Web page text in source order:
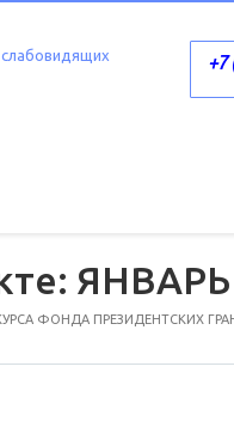
+7
ЯНВАРЬ
ФОНДА ПРЕЗИДЕНТСКИХ